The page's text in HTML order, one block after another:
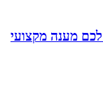
מקצועי